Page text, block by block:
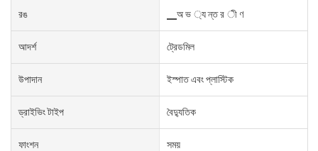
রঙ ▁অ ভ ্য ন্ত র ী ণ
আদর্শ ট্রেডমিল
উপাদান ইস্পাত এবং প্লাস্টিক
ড্রাইভিং টাইপ বৈদ্যুতিক
ফাংশন সময়